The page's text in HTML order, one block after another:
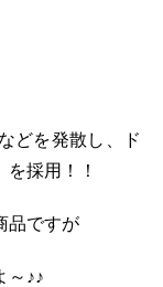
どを発散し、ド
採用！！
品ですが
～♪♪